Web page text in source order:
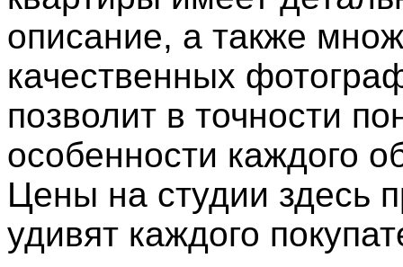
описание, а также
качественных
позволит в точности
особенности каждого
Цены на студии здесь
удивят каждого